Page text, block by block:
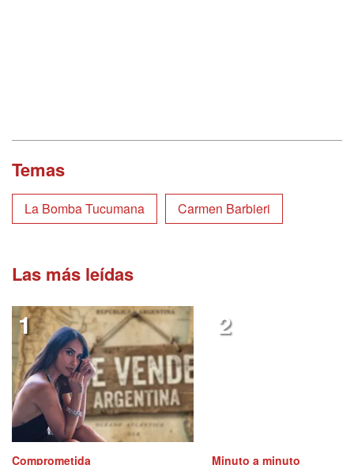
Temas
La Bomba Tucumana Carmen Barbieri
Las más leídas
Comprometida Minuto a minuto